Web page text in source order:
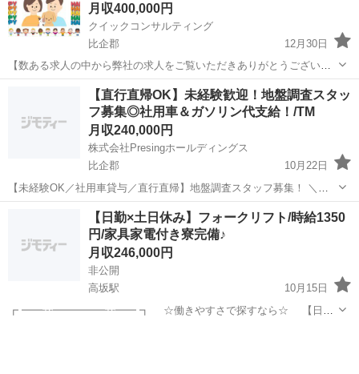
月収400,000円
クイックコンサルティング
比企郡
12月30日
【数ある求人の中から弊社の求人をご覧いただきありがとうございま
す!!】 全国に様々な求人を取り扱っておりご希望条件やご状況に応じ
てマッチしそうな求人をご案内いたします!! 応募前に相談だけしてみ
たい方やどんな求人があるか...
その他 交代勤務
【直行直帰OK】未経験歓迎！地盤調査スタッ
フ募集◎社用車＆ガソリン代支給！/TM
月収240,000円
株式会社Presingホールディングス
比企郡
10月22日
【未経験OK／社用車貸与／直行直帰】地盤調査スタッフ募集！ ＼体
を動かすのが好きな方にピッタリ／ 住宅や建築現場の地盤調査を行う
お仕事です。 社用車・調査機械・ガソリン代・ETC費用すべて会社負
担！ 未経験でも先輩が1〜1...
測量 未経験
【日勤×土日休み】フォークリフト/時給1350
円/家具家電付き寮完備♪
月収246,000円
非公開
高坂駅
10月15日
┏ ━━┅━━━━━┅━━ ┓ ☆働きやすさで探すなら☆ 【日勤